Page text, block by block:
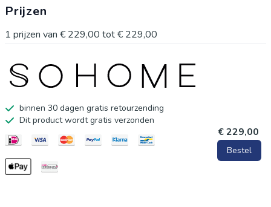
Breedte: 61.5 cm
Hoogte: 81.5 cm
Hoogte armleuning: 23 cm
Zithoogte: 50.5 cm
Zitdiepte: 45 cm
Maximum belastbaar gewicht: 120
Gewicht: 10.2
Prijzen
1 prijzen van € 229,00 tot€ 229,00
binnen 30 dagen gratis retourzending
Dit product wordt gratis verzonden
€ 229,00
Bestel